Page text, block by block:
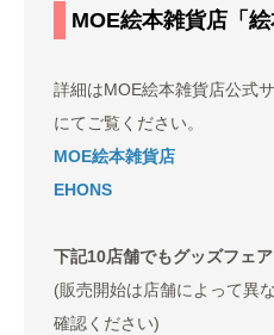
MOE絵本雑貨店「
詳細はMOE絵本雑貨店公式
にてご覧ください。
MOE絵本雑貨店
EHONS
下記10店舗でもグッズフェア
(販売開始は店舗によって異
確認ください)